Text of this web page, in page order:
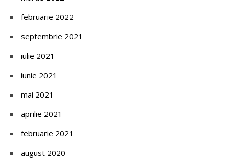
februarie 2022
septembrie 2021
iulie 2021
iunie 2021
mai 2021
aprilie 2021
februarie 2021
august 2020